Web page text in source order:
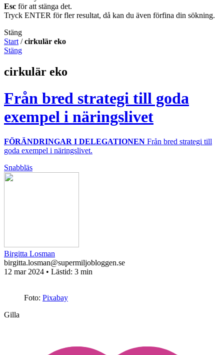
Esc för att stänga det.
Tryck ENTER för fler resultat, då kan du även förfina din sökning.
Stäng
Start /cirkulär eko
Stäng
cirkulär eko
Från bred strategi till goda
exempel i näringslivet
FÖRÄNDRINGAR I DELEGATIONEN Från bred strategi till
goda exempel i näringslivet.
Snabbläs
Birgitta Losman
birgitta.losman@supermiljobloggen.se
12 mar 2024 • Lästid: 3 min
Foto: Pixabay
Gilla